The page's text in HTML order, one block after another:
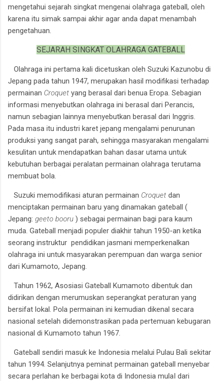
mengetahui sejarah singkat mengenai olahraga gateball, oleh
karena itu simak sampai akhir agar anda dapat menambah
pengetahuan.
SEJARAH SINGKAT OLAHRAGA GATEBALL
Olahraga ini pertama kali dicetuskan oleh Suzuki Kazunobu di
Jepang pada tahun 1947, merupakan hasil modifikasi terhadap
permainan Croquet yang berasal dari benua Eropa. Sebagian
informasi menyebutkan olahraga ini berasal dari Perancis,
namun sebagian lainnya menyebutkan berasal dari Inggris.
Pada masa itu industri karet jepang mengalami penurunan
produksi yang sangat parah, sehingga masyarakan mengalami
kesulitan untuk mendapatkan bahan dasar utama untuk
kebutuhan berbagai peralatan permainan olahraga terutama
membuat bola.
Suzuki memodifikasi aturan permainan Croquet dan
menciptakan permainan baru yang dinamakan gateball (
Jepang: geeto booru ) sebagai permainan bagi para kaum
muda. Gateball menjadi populer diakhir tahun 1950-an ketika
seorang instruktur pendidikan jasmani memperkenalkan
olahraga ini untuk masyarakan perempuan dan warga senior
dari Kumamoto, Jepang.
Tahun 1962, Asosiasi Gateball Kumamoto dibentuk dan
didirikan dengan merumuskan seperangkat peraturan yang
bersifat lokal. Pola permainan ini kemudian dikenal secara
nasional setelah didemonstrasikan pada pertemuan kebugaran
nasional di Kumamoto tahun 1967.
Gateball sendiri masuk ke Indonesia melalui Pulau Bali sekitar
tahun 1994. Selanjutnya peminat permainan gateball menyebar
secara perlahan ke berbagai kota di Indonesia mulaI dari